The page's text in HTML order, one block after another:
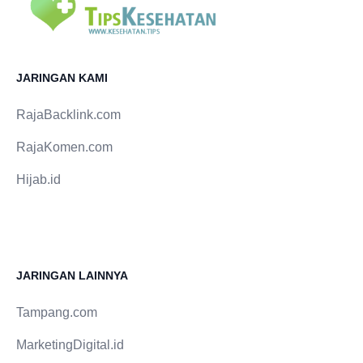
sebesar 40 %. 7. Makan kacang Almond, kacang
Brasil, Walnut, serta kacang tanah bisa tingkatkan
tidak jemu tunggal, yaitu tipe lemak yang kerap
mempunyai kandungan testosteron yang amat tinggi.
Kandungan asam aspartat (1 dari 20 asam amino
itu bisa tingkatkan produksi hormon testosteron serta
JARINGAN KAMI
RajaBacklink.com
RajaKomen.com
Hijab.id
JARINGAN LAINNYA
Tampang.com
MarketingDigital.id